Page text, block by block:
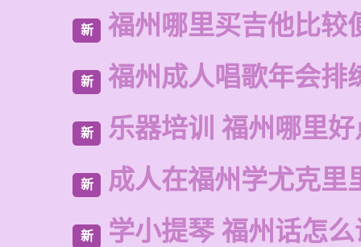
新 福州哪里买吉他比较
新 福州成人唱歌年会排
新 乐器培训 福州哪里
新 成人在福州学尤克里
新 学小提琴 福州话怎